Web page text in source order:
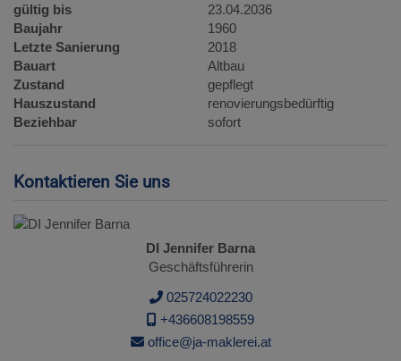
gültig bis
23.04.2036
Baujahr
1960
Letzte Sanierung
2018
Bauart
Altbau
Zustand
gepflegt
Hauszustand
renovierungsbedürftig
Beziehbar
sofort
Kontaktieren Sie uns
DI Jennifer Barna
Geschäftsführerin
025724022230
+436608198559
office@ja-maklerei.at